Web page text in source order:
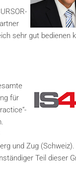
sehr gut bedienen
für
und Zug (Schweiz).
Teil dieser